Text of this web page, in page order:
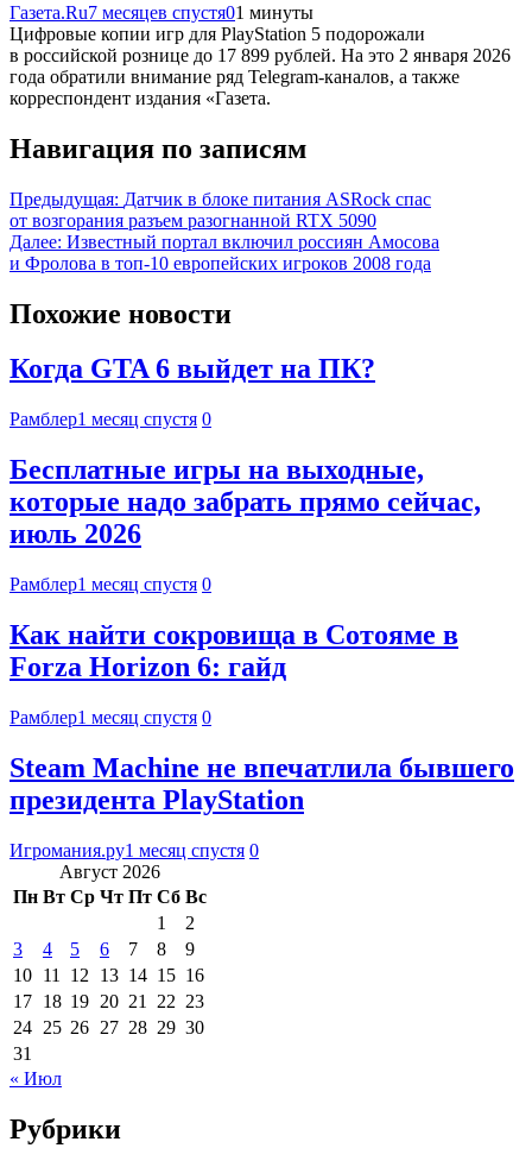
Газета.Ru7 месяцев спустя01 минуты
Цифровые копии игр для PlayStation 5 подорожали
в российской рознице до 17 899 рублей. На это 2 января 2026
года обратили внимание ряд Telegram-каналов, а также
корреспондент издания «Газета.
Навигация по записям
Предыдущая: Датчик в блоке питания ASRock спас
от возгорания разъем разогнанной RTX 5090
Далее: Известный портал включил россиян Амосова
и Фролова в топ-10 европейских игроков 2008 года
Похожие новости
Когда GTA 6 выйдет на ПК?
Рамблер1 месяц спустя 0
Бесплатные игры на выходные,
которые надо забрать прямо сейчас,
июль 2026
Рамблер1 месяц спустя 0
Как найти сокровища в Сотояме в
Forza Horizon 6: гайд
Рамблер1 месяц спустя 0
Steam Machine не впечатлила бывшего
президента PlayStation
Игромания.ру1 месяц спустя 0
Август 2026
Пн Вт Ср Чт Пт Сб Вс
1
2
3
4 5 6 7 8
9
10 11 12 13 14 15 16
17 18 19 20 21 22 23
24 25 26 27 28 29 30
31
« Июл
Рубрики